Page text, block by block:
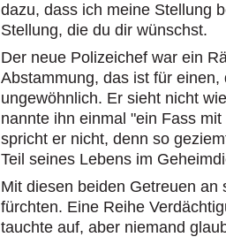
dazu, dass ich meine Stellung
Stellung, die du dir wünschst.
Der neue Polizeichef war ein
Abstammung, das ist für
ungewöhnlich. Er sieht nicht
nannte ihn einmal "ein Fass
spricht er nicht, denn so
Teil seines Lebens im
Mit diesen beiden Getreuen
fürchten. Eine Reihe
tauchte auf, aber niemand